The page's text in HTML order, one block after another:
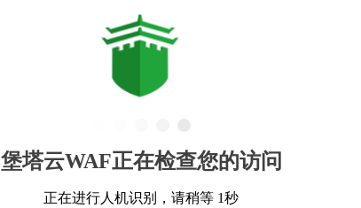
堡塔云WAF正在检查您的访问
正在进行人机识别，请稍等 1秒